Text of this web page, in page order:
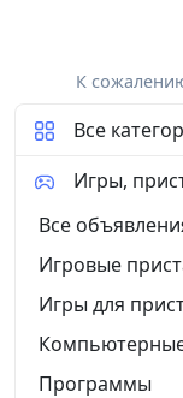
К
Все
Игры,
Все
Игровые
Игры для
Программы